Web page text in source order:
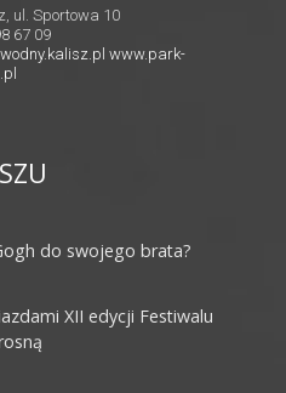
ul. Sportowa 10
67 09
www.park-
do swojego brata?
XII edycji Festiwalu